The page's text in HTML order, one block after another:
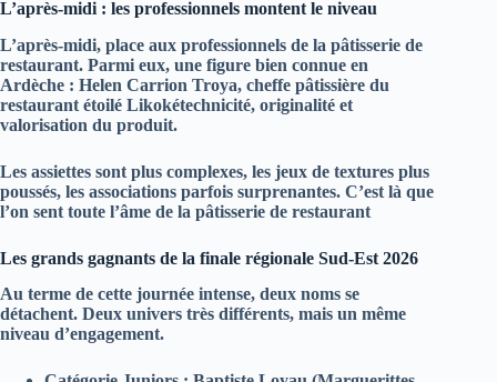
L’après‑midi : les professionnels montent le niveau
L’après‑midi, place aux professionnels de la pâtisserie de
restaurant. Parmi eux, une figure bien connue en
Ardèche : Helen Carrion Troya, cheffe pâtissière du
restaurant étoilé Likokétechnicité, originalité et
valorisation du produit.
Les assiettes sont plus complexes, les jeux de textures plus
poussés, les associations parfois surprenantes. C’est là que
l’on sent toute l’âme de la pâtisserie de restaurant
Les grands gagnants de la finale régionale Sud‑Est 2026
Au terme de cette journée intense, deux noms se
détachent. Deux univers très différents, mais un même
niveau d’engagement.